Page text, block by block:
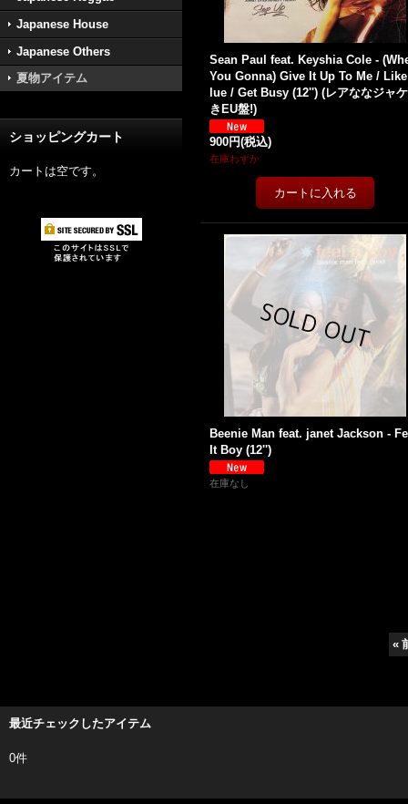
Japanese House
Japanese Others
夏物アイテム
ショッピングカート
カートは空です。
Sean Paul feat. Keyshia Cole -
You Gonna) Give It Up To Me /
lue / Get Busy (12'') (レアななジャ
きEU盤!)
900円(税込)
在庫わずか
Beenie Man feat. janet Jackson -
It Boy (12'')
在庫なし
«
最近チェックしたアイテム
0件